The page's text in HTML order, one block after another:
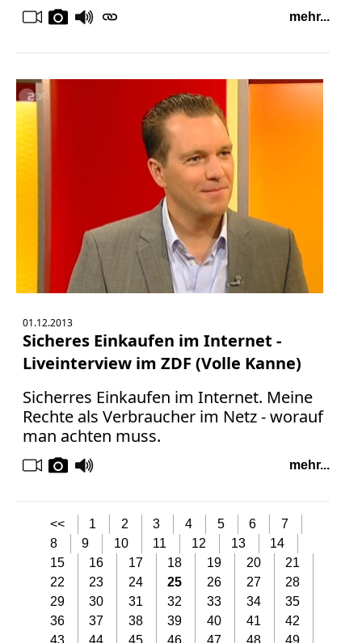
mehr...
01.12.2013
Sicheres Einkaufen im Internet -
Liveinterview im ZDF (Volle Kanne)
Sicherres Einkaufen im Internet. Meine
Rechte als Verbraucher im Netz - worauf
man achten muss.
mehr...
<< 1 2 3 4 5 6
7
8
9 10 11 12 13
14
15
16 17 18 19 20
21
22
23 24 25 26 27
28
29
30 31 32 33 34
35
36
37 38 39 40 41
42